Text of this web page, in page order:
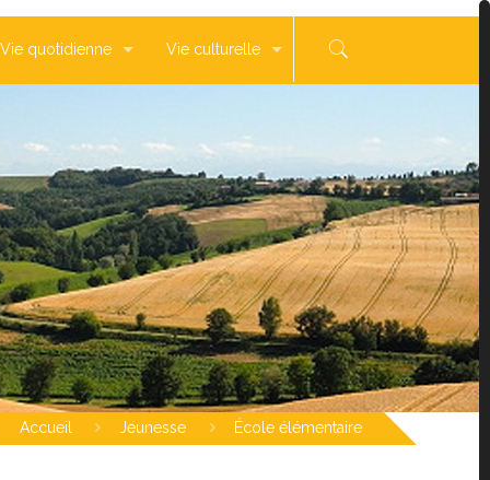
Vie quotidienne Vie culturelle
Accueil Jeunesse École élémentaire